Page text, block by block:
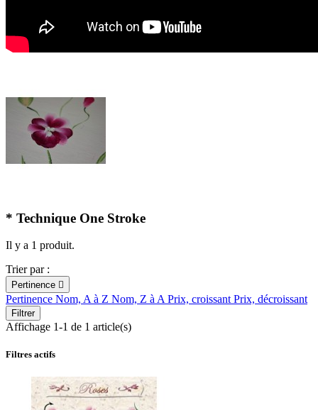
* Technique One Stroke
Il y a 1 produit.
Trier par :
Pertinence 
Pertinence Nom, A à Z Nom, Z à A Prix, croissant Prix, décroissant
Filtrer
Affichage 1-1 de 1 article(s)
Filtres actifs